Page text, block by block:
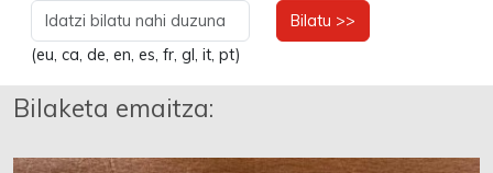
Bilatu >>
(eu, ca, de, en, es, fr, gl, it, pt)
Bilaketa emaitza: